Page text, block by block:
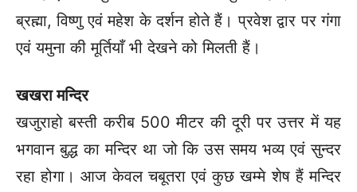
ब्रह्मा, विष्णु एवं महेश के दर्शन होते हैं। प्रवेश द्वार पर गंगा
एवं यमुना की मूर्तियाँ भी देखने को मिलती हैं।
खखरा मन्दिर
खजुराहो बस्ती करीब 500 मीटर की दूरी पर उत्तर में यह
भगवान बुद्ध का मन्दिर था जो कि उस समय भव्य एवं सुन्दर
रहा होगा। आज केवल चबूतरा एवं कुछ खम्मे शेष हैं मन्दिर